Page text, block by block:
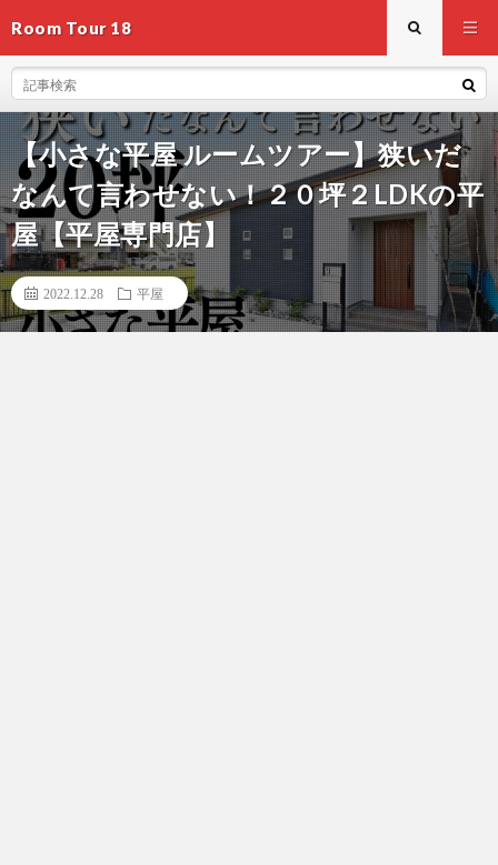
Room Tour 18
【小さな平屋 ルームツアー】狭いだ
なんて言わせない！２０坪２LDKの平
屋【平屋専門店】
2022.12.28 平屋